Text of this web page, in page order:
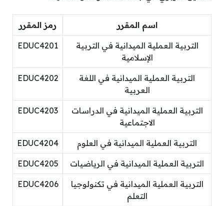
اسم المقرر رمز المقرر
التربية العملية الميدانية في التربية
الإسلامية
EDUC4201
التربية العملية الميدانية في اللغة
العربية
EDUC4202
التربية العملية الميدانية في الدراسات
الاجتماعية
EDUC4203
التربية العملية الميدانية في العلوم EDUC4204
التربية العملية الميدانية في الرياضيات EDUC4205
التربية العملية الميدانية في تكنولوجيا
التعلم
EDUC4206